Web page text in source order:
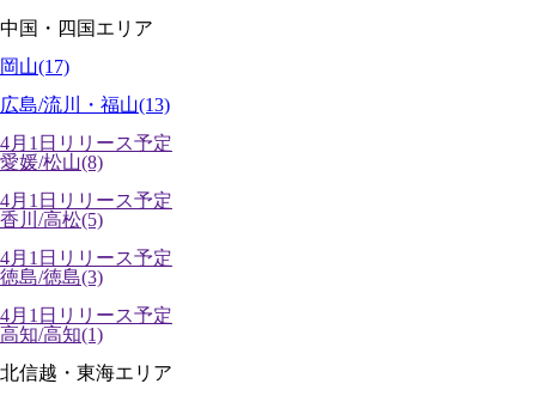
中国・四国エリア
岡山(17)
広島/流川・福山(13)
4月1日リリース予定
愛媛/松山(8)
4月1日リリース予定
香川/高松(5)
4月1日リリース予定
徳島/徳島(3)
4月1日リリース予定
高知/高知(1)
北信越・東海エリア